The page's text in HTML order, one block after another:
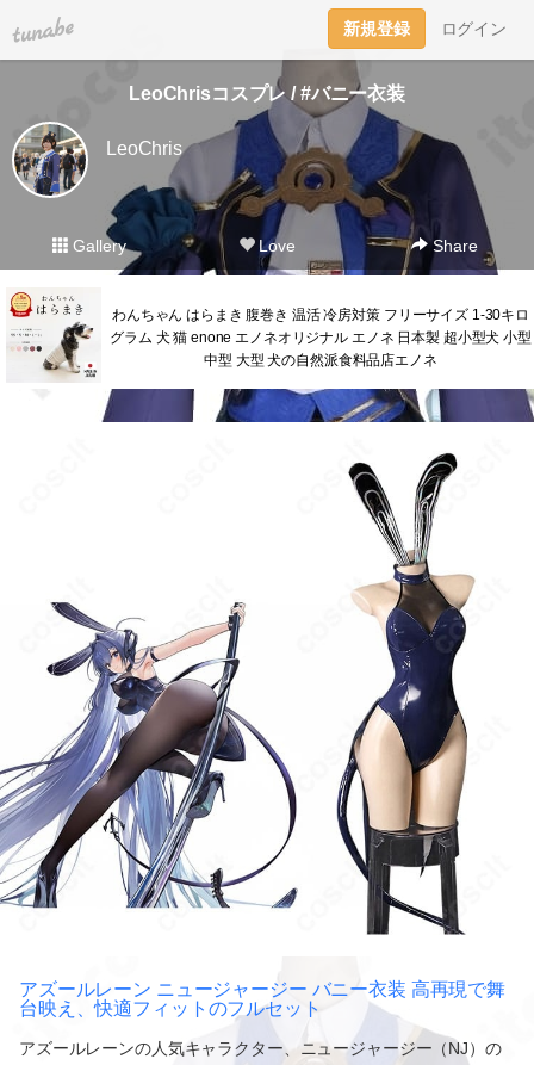
tuna.be 新規登録 ログイン
LeoChrisコスプレ / #バニー衣装
LeoChris
Gallery Love Share
わんちゃん はらまき 腹巻き 温活 冷房対策 フリーサイズ 1-30キロ
グラム 犬 猫 enone エノネオリジナル エノネ 日本製 超小型犬 小型
中型 大型 犬の自然派食料品店エノネ
アズールレーン ニュージャージー バニー衣装 高再現で舞
台映え、快適フィットのフルセット
アズールレーンの人気キャラクター、ニュージャージー（NJ）の